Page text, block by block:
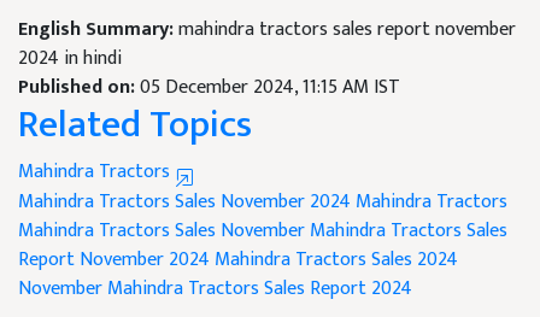
English Summary:mahindra tractors sales report november
2024 in hindi
Published on:05 December 2024, 11:15 AM IST
Related Topics
Mahindra Tractors
Mahindra Tractors Sales November 2024 Mahindra Tractors
Mahindra Tractors Sales NovemberMahindra Tractors Sales
Report November 2024 Mahindra Tractors Sales 2024
November Mahindra Tractors Sales Report 2024